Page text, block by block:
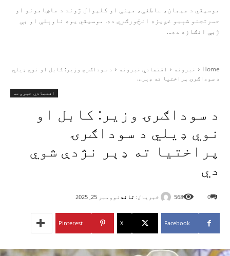
موسیقي د هیجان، عاطفې، مینې او کلیوال ژوند د ماښامونو او
حسرتجنو شېبو غږیزه انځورګري ده. موسیقي یوه ناوېلې او بې‌
ژبې انګازه ده...